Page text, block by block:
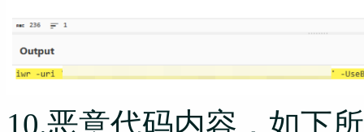
10.恶意代码内容，如下